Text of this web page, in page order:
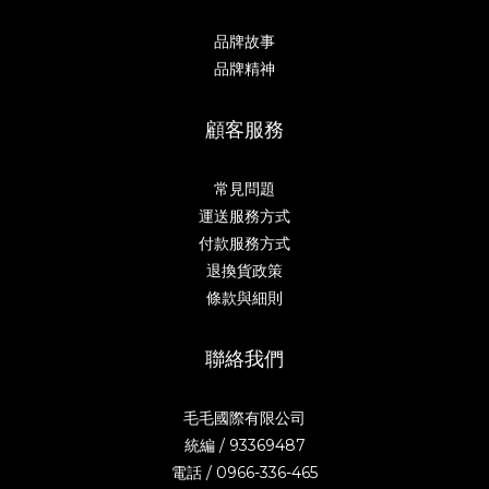
品牌故事
品牌精神
顧客服務
常見問題
運送服務方式
付款服務方式
退換貨政策
條款與細則
聯絡我們
毛毛國際有限公司
統編 / 93369487
電話 / 0966-336-465